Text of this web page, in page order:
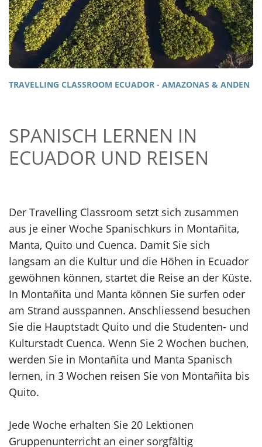
TRAVELLING CLASSROOM ECUADOR - AMAZONAS & ANDEN
SPANISCH LERNEN IN
ECUADOR UND REISEN
Der Travelling Classroom setzt sich zusammen
aus je einer Woche Spanischkurs in Montañita,
Manta, Quito und Cuenca. Damit Sie sich
langsam an die Kultur und die Höhen in Ecuador
gewöhnen können, startet die Reise an der Küste.
In Montañita und Manta können Sie surfen oder
am Strand ausspannen. Anschliessend besuchen
Sie die Hauptstadt Quito und die Studenten- und
Kulturstadt Cuenca. Wenn Sie 2 Wochen buchen,
werden Sie in Montañita und Manta Spanisch
lernen, in 3 Wochen reisen Sie von Montañita bis
Quito.
Jede Woche erhalten Sie 20 Lektionen
Gruppenunterricht an einer sorgfältig